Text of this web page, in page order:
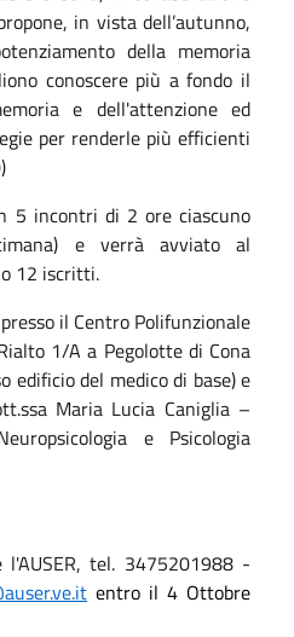
in vista dell’autunno,
della memoria
conoscere più a fondo il
e dell'attenzione ed
per renderle più efficienti
5 incontri di 2 ore ciascuno
e verrà avviato al
12 iscritti.
il Centro Polifunzionale
1/A a Pegolotte di Cona
edificio del medico di base) e
Maria Lucia Caniglia –
e Psicologia
tel. 3475201988 -
entro il 4 Ottobre